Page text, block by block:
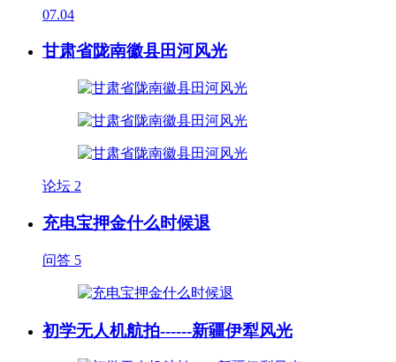
07.04
甘肃省陇南徽县田河风光
论坛 2
充电宝押金什么时候退
问答 5
初学无人机航拍------新疆伊犁风光